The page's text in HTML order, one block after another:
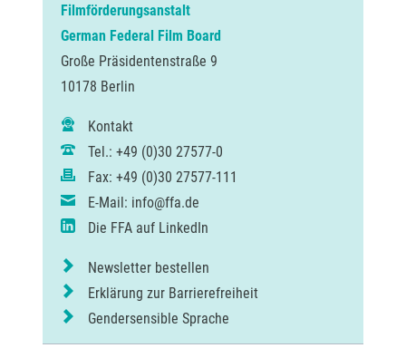
Filmförderungsanstalt
German Federal Film Board
Große Präsidentenstraße 9
10178 Berlin
Kontakt
Tel.: +49 (0)30 27577-0
Fax: +49 (0)30 27577-111
E-Mail: info@ffa.de
Die FFA auf LinkedIn
Newsletter bestellen
Erklärung zur Barrierefreiheit
Gendersensible Sprache